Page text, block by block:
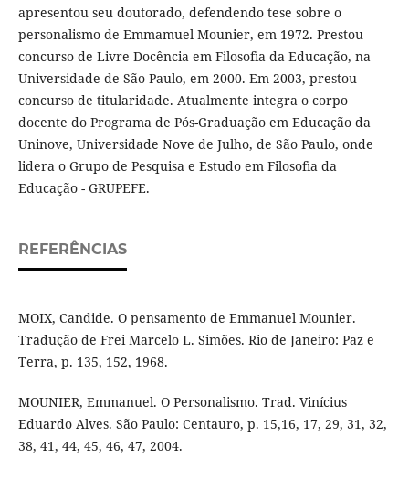
apresentou seu doutorado, defendendo tese sobre o
personalismo de Emmamuel Mounier, em 1972. Prestou
concurso de Livre Docência em Filosofia da Educação, na
Universidade de São Paulo, em 2000. Em 2003, prestou
concurso de titularidade. Atualmente integra o corpo
docente do Programa de Pós-Graduação em Educação da
Uninove, Universidade Nove de Julho, de São Paulo, onde
lidera o Grupo de Pesquisa e Estudo em Filosofia da
Educação - GRUPEFE.
REFERÊNCIAS
MOIX, Candide. O pensamento de Emmanuel Mounier.
Tradução de Frei Marcelo L. Simões. Rio de Janeiro: Paz e
Terra, p. 135, 152, 1968.
MOUNIER, Emmanuel. O Personalismo. Trad. Vinícius
Eduardo Alves. São Paulo: Centauro, p. 15,16, 17, 29, 31, 32,
38, 41, 44, 45, 46, 47, 2004.